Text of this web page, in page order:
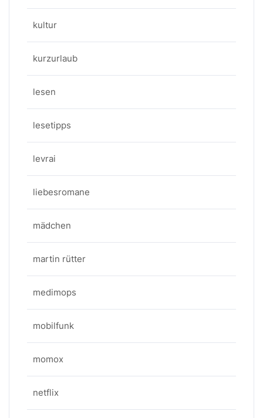
kultur
kurzurlaub
lesen
lesetipps
levrai
liebesromane
mädchen
martin rütter
medimops
mobilfunk
momox
netflix